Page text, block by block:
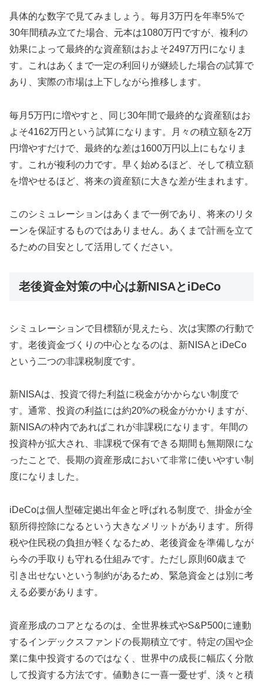
具体的な数字で見てみましょう。毎月3万円を年率5%で
30年間積み立てた場合、元本は1080万円ですが、複利の
効果によって最終的な資産額はおよそ2497万円になりま
す。これはあくまで一定の利回りが継続した場合の試算で
あり、実際の市場は上下しながら推移します。
毎月5万円に増やすと、同じ30年間で最終的な資産額はお
よそ4162万円という試算になります。月々の積立額を2万
円増やすだけで、最終的な差は1600万円以上にもなりま
す。これが複利の力です。早く始めるほど、そして積立額
を増やせるほど、将来の資産額に大きな差が生まれます。
このシミュレーションはあくまで一例であり、将来のリタ
ーンを保証するものではありません。あくまで計画を立て
るための目安として活用してください。
老後資金対策の中心は新NISAとiDeCo
シミュレーションで目標額が見えたら、次は実際の行動で
す。老後資金づくりの中心となるのは、新NISAとiDeCo
という二つの非課税制度です。
新NISAは、投資で得た利益に税金がかからない制度で
す。通常、投資の利益には約20%の税金がかかりますが、
新NISAの枠内であればこれが非課税になります。年間の
投資枠が拡大され、非課税で保有できる期間も無期限にな
ったことで、長期の資産形成において非常に使いやすい制
度になりました。
iDeCoは個人型確定拠出年金と呼ばれる制度で、掛金が全
額所得控除になるという大きなメリットがあります。所得
税や住民税の負担が軽くなるため、老後資金を準備しなが
ら今の手取りも守れる仕組みです。ただし原則60歳まで
引き出せないという制約があるため、緊急資金とは別に考
える必要があります。
資産形成のコアとなるのは、全世界株式やS&P500に連動
するインデックスファンドの長期積立です。特定の国や企
業に集中投資するのではなく、世界中の成長に幅広く分散
して投資する方法です。値動きに一喜一憂せず、淡々と積